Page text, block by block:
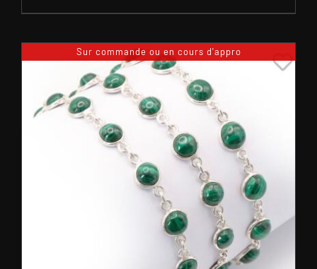
Sur commande ou en cours d'appro